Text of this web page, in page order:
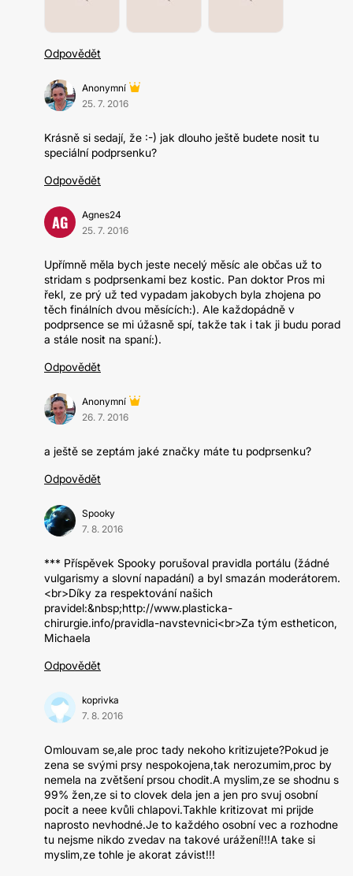
Odpovědět
Anonymní
25. 7. 2016
Krásně si sedají, že :-) jak dlouho ještě budete nosit tu
speciální podprsenku?
Odpovědět
AG
Agnes24
25. 7. 2016
Upřímně měla bych jeste necelý měsíc ale občas už to
stridam s podprsenkami bez kostic. Pan doktor Pros mi
řekl, ze prý už ted vypadam jakobych byla zhojena po
těch finálních dvou měsících:). Ale každopádně v
podprsence se mi úžasně spí, takže tak i tak ji budu porad
a stále nosit na spaní:).
Odpovědět
Anonymní
26. 7. 2016
a ještě se zeptám jaké značky máte tu podprsenku?
Odpovědět
Spooky
7. 8. 2016
*** Příspěvek Spooky porušoval pravidla portálu (žádné
vulgarismy a slovní napadání) a byl smazán moderátorem.
<br>Díky za respektování našich
pravidel:&nbsp;http://www.plasticka-
chirurgie.info/pravidla-navstevnici<br>Za tým estheticon,
Michaela
Odpovědět
koprivka
7. 8. 2016
Omlouvam se,ale proc tady nekoho kritizujete?Pokud je
zena se svými prsy nespokojena,tak nerozumim,proc by
nemela na zvětšení prsou chodit.A myslim,ze se shodnu s
99% žen,ze si to clovek dela jen a jen pro svuj osobní
pocit a neee kvůli chlapovi.Takhle kritizovat mi prijde
naprosto nevhodné.Je to každého osobní vec a rozhodne
tu nejsme nikdo zvedav na takové urážení!!!A take si
myslim,ze tohle je akorat závist!!!